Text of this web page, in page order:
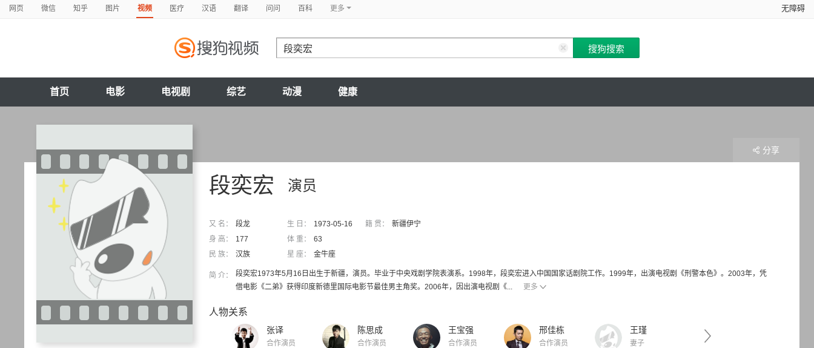
网页 微信 知乎 图片 视频 医疗 汉语 翻译 问问 百科 更多 无障碍
首页 电影 电视剧 综艺 动漫 健康
演员
段奕宏
又 名： 段龙 生 日： 1973-05-16 籍 贯：
新疆伊宁
身 高：
177 体 重：
63
民 族：
汉族 星 座： 金牛座
简 介：
段奕宏1973年5月16日出生于新疆，演员。毕业于中央戏剧学院表演系。1998年，段奕宏进入中国国家话剧院工作。1999年，出演电视剧《刑警本色》。2003年，凭
借电影《二弟》获得印度新德里国际电影节最佳男主角奖。2006年，因出演电视剧《...
更多
人物关系
张译
合作演员
陈思成
合作演员
王宝强
合作演员
邢佳栋
合作演员
王瑾
妻子
分享